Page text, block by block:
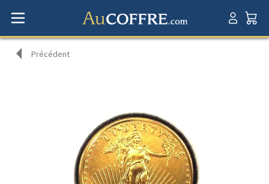
Précédent